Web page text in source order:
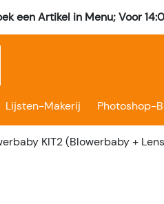
een Artikel in Menu; Voor
Lijsten-Makerij Photoshop-
KIT2 (Blowerbaby +